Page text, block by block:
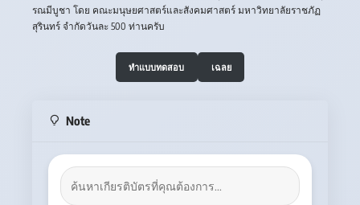
รณมีบูชา โดย คณะมนุษยศาสตร์และสังคมศาสตร์ มหาวิทยาลัยราชภัฏ
สุรินทร์ จำกัดวันละ 500 ท่านครับ
ทำแบบทดสอบ เฉลย
Note